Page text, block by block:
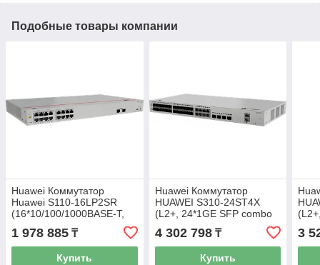
Подобные товары компании
Huawei Коммутатор
Huawei S110-16LP2SR
(16*10/100/1000BASE-T,
2*GE SFP ports, 124W
PoE+, AC power)
1 978 885 ₸
Купить
Huawei Коммутатор
HUAWEI S310-24ST4X
(L2+, 24*1GE SFP combo
8*1GE RJ45 ports, 4*10GE
SFP+ ports, AC power)
4 302 798₸
Купить
SFP
3